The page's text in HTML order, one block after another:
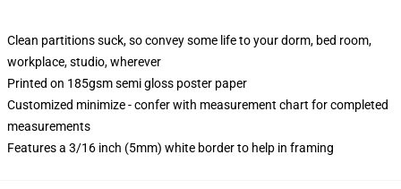
Clean partitions suck, so convey some life to your dorm, bed room,
workplace, studio, wherever
Printed on 185gsm semi gloss poster paper
Customized minimize - confer with measurement chart for completed
measurements
Features a 3/16 inch (5mm) white border to help in framing